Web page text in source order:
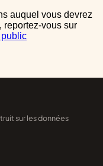
reportez-vous sur